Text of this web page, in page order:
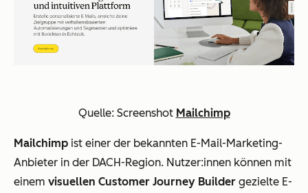
Quelle: Screenshot Mailchimp
Mailchimp ist einer der bekannten E-Mail-Marketing-
Anbieter in der DACH-Region. Nutzer:innen können mit
einem visuellen Customer Journey Builder gezielte E-